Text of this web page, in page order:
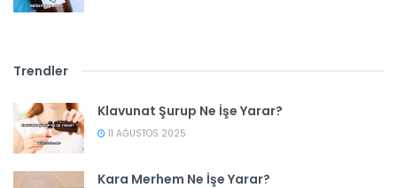
Trendler
Klavunat Şurup Ne İşe Yarar?
11 AĞUSTOS 2025
Kara Merhem Ne İşe Yarar?